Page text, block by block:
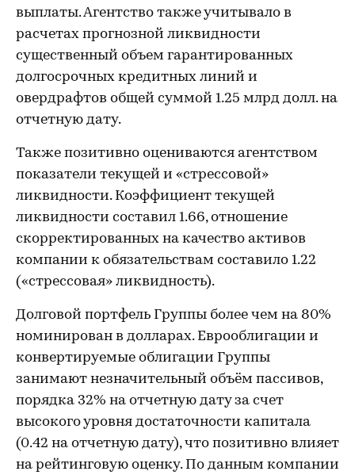
выплаты. Агентство также учитывало в
расчетах прогнозной ликвидности
существенный объем гарантированных
долгосрочных кредитных линий и
овердрафтов общей суммой 1.25 млрд долл. на
отчетную дату.
Также позитивно оцениваются агентством
показатели текущей и «стрессовой»
ликвидности. Коэффициент текущей
ликвидности составил 1.66, отношение
скорректированных на качество активов
компании к обязательствам составило 1.22
(«стрессовая» ликвидность).
Долговой портфель Группы более чем на 80%
номинирован в долларах. Еврооблигации и
конвертируемые облигации Группы
занимают незначительный объём пассивов,
порядка 32% на отчетную дату за счет
высокого уровня достаточности капитала
(0.42 на отчетную дату), что позитивно влияет
на рейтинговую оценку. По данным компании